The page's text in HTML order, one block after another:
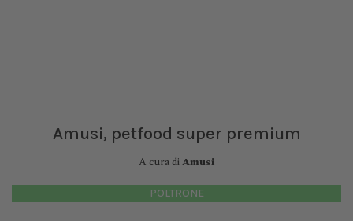
Amusi, petfood super premium
A cura diAmusi
POLTRONE